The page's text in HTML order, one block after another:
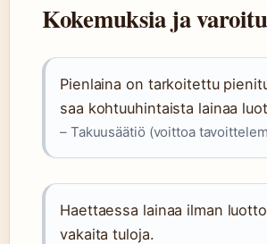
Kokemuksia ja
Pienlaina on tarkoitettu
saa kohtuuhintaista lainaa
– Takuusäätiö (voittoa
Haettaessa lainaa ilman
vakaita tuloja.